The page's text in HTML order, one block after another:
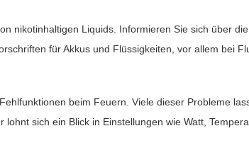
nikotinhaltigen Liquids. Informieren Sie sich über
für Akkus und Flüssigkeiten, vor allem bei
beim Feuern. Viele dieser Probleme
sich ein Blick in Einstellungen wie Watt,